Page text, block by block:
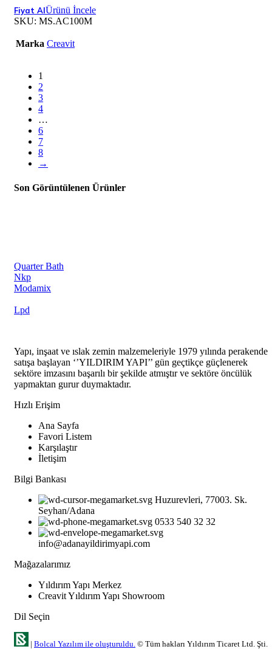
Ürünü İncele
SKU: MS.AC100M
Marka Creavit
1
2
3
4
…
6
7
8
→
Son Görüntülenen Ürünler
Quarter Bath
Nkp
Modamix
Lpd
Yapı, inşaat ve ıslak zemin malzemeleriyle 1979 yılında perakende
satışa başlayan ‘’YILDIRIM YAPI’’ gün geçtikçe güçlenerek
sektöre imzasını başarılı bir şekilde atmıştır ve sektöre öncülük
yapmaktan gurur duymaktadır.
Hızlı Erişim
Ana Sayfa
Favori Listem
Karşılaştır
İletişim
Bilgi Bankası
Huzurevleri, 77003. Sk.
Seyhan/Adana
0533 540 32 32
info@adanayildirimyapi.com
Mağazalarımız
Yıldırım Yapı Merkez
Creavit Yıldırım Yapı Showroom
Dil Seçin
| Bolcal Yazılım ile oluşturuldu. © Tüm hakları Yıldırım Ticaret Ltd. Şti.